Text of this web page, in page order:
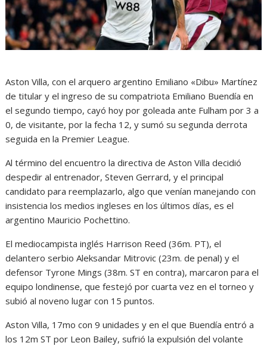
Aston Villa, con el arquero argentino Emiliano «Dibu» Martínez
de titular y el ingreso de su compatriota Emiliano Buendía en
el segundo tiempo, cayó hoy por goleada ante Fulham por 3 a
0, de visitante, por la fecha 12, y sumó su segunda derrota
seguida en la Premier League.
Al término del encuentro la directiva de Aston Villa decidió
despedir al entrenador, Steven Gerrard, y el principal
candidato para reemplazarlo, algo que venían manejando con
insistencia los medios ingleses en los últimos días, es el
argentino Mauricio Pochettino.
El mediocampista inglés Harrison Reed (36m. PT), el
delantero serbio Aleksandar Mitrovic (23m. de penal) y el
defensor Tyrone Mings (38m. ST en contra), marcaron para el
equipo londinense, que festejó por cuarta vez en el torneo y
subió al noveno lugar con 15 puntos.
Aston Villa, 17mo con 9 unidades y en el que Buendía entró a
los 12m ST por Leon Bailey, sufrió la expulsión del volante